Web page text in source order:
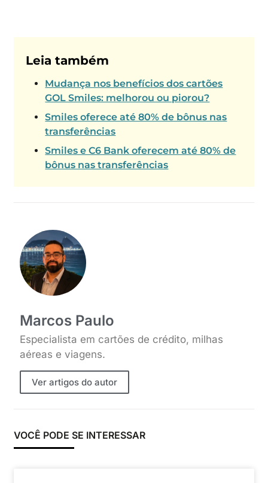
Leia também
Mudança nos benefícios dos cartões
GOL Smiles: melhorou ou piorou?
Smiles oferece até 80% de bônus nas
transferências
Smiles e C6 Bank oferecem até 80% de
bônus nas transferências
Marcos Paulo
Especialista em cartões de crédito, milhas
aéreas e viagens.
Ver artigos do autor
VOCÊ PODE SE INTERESSAR